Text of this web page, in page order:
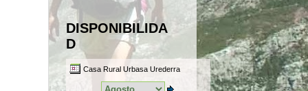
DISPONIBILIDA
D